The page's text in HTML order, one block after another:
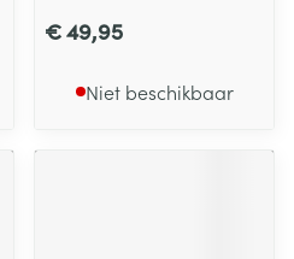
€ 49,95
Niet beschikbaar